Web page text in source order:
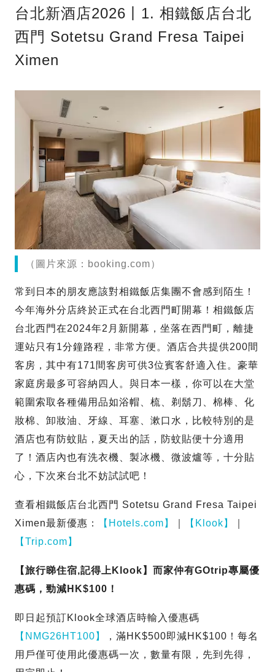
台北新酒店2026丨1. 相鐵飯店台北
西門 Sotetsu Grand Fresa Taipei
Ximen
（圖片來源：booking.com）
常到日本的朋友應該對相鐵飯店集團不會感到陌生！
今年海外分店終於正式在台北西門町開幕！相鐵飯店
台北西門在2024年2月新開幕，坐落在西門町，離捷
運站只有1分鐘路程，非常方便。酒店合共提供200間
客房，其中有171間客房可供3位賓客舒適入住。豪華
家庭房最多可容納四人。與日本一樣，你可以在大堂
範圍索取各種備用品如浴帽、梳、剃鬍刀、棉棒、化
妝棉、卸妝油、牙線、耳塞、漱口水，比較特別的是
酒店也有防蚊貼，夏天出的話，防蚊貼便十分適用
了！酒店內也有洗衣機、製冰機、微波爐等，十分貼
心，下次來台北不妨試試吧！
查看相鐵飯店台北西門 Sotetsu Grand Fresa Taipei
Ximen最新優惠：
【Hotels.com】 【Klook】
【Trip.com】
【旅行睇住宿,記得上Klook】而家仲有GOtrip專屬優
惠碼，勁減HK$100！
即日起預訂Klook全球酒店時輸入優惠碼
【NMG26HT100】
，滿HK$500即減HK$100！每名
用戶僅可使用此優惠碼一次，數量有限，先到先得，